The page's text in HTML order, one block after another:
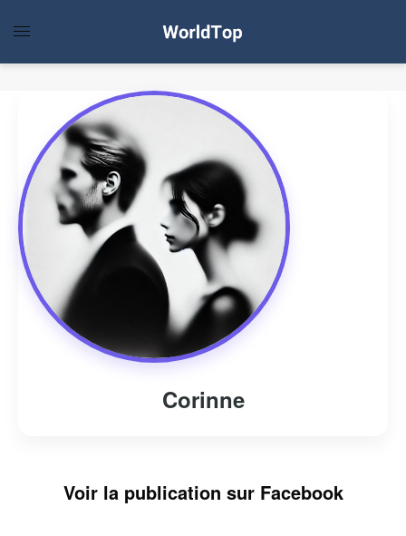
Corinne
Voir la publication sur Facebook